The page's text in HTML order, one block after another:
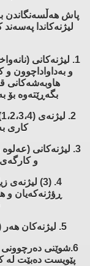
پاش هه‌ڵسه‌نگاندن
لیژنه‌كاندا
1. لیژنه‌كانی
و به‌داواداچوون
هاوبه‌شه‌كانی
بگه‌ڕێته‌وه‌ بۆ
كاری
3. لیژنه‌كانی
و
4. (3)
ڕؤژنه‌كه‌یان و
5. لیژنه‌كان هه‌ر (3) مانگ جارێك گۆڕانكاری به‌سه‌ردا دێت.
6.شوێنی ده‌رچوونی
پێویست ده‌بێت له‌